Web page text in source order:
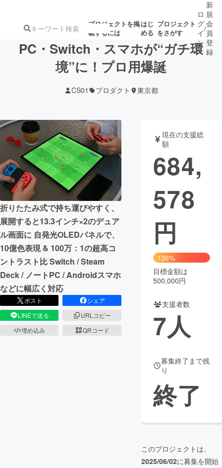
プロジェクトを掲
載するには
はじ
める
プロジェクト
をさがす
注目の新着プロ
ジェクト
募集終了が近いプ
ロジェクト
アート・写真 音楽
テクノロジー・ガジェット ゲーム・サ
映像・映画
ビジネス・起業
まちづくり・地域活性化
CAMPFIRE for Social Good CAMPFIRE Creation
CAMPFIREふるさと納税
コミュニティ
ロ
グ
イ
ン
/
新
規
会
員
登
録
PC・Switch・スマホが“ガチ環
境”に！プロ用爆誕
CS01 プロダクト 東京都
折りたたみ式で持ち運びやすく、
展開すると13.3インチ×2のデュア
ル画面に 自発光OLEDパネルで、
10億色表現 & 100万：1の超高コ
ントラスト比 Switch / Steam
Deck / ノートPC / Androidスマホ
などに幅広く対応
ポスト
シェア
LINEで送る
URLコピー
埋め込み
QRコード
現在の支援総
額
684,
578
円
136%
目標金額は
500,000円
支援者数
7人
募集終了まで残
り
終了
このプロジェクトは、
2025/06/02に募集を開始